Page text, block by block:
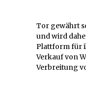
Tor gewährt
und wird
Plattform für
Verkauf von
Verbreitung